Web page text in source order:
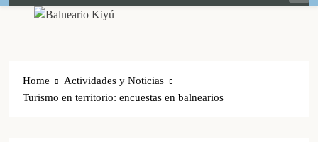
Home
Actividades y Noticias
Turismo en territorio: encuestas en balnearios